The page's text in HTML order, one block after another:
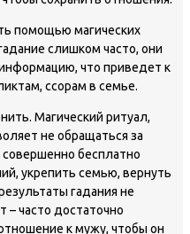
помощью магических
слишком часто, они
что приведет к
ссорам в семье.
Магический ритуал,
не обращаться за
бесплатно
укрепить семью, вернуть
гадания не
– часто достаточно
к мужу, чтобы он